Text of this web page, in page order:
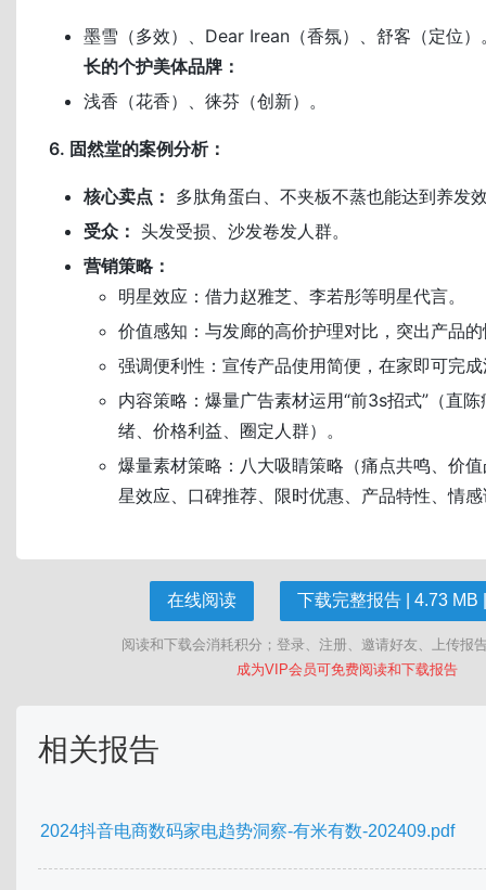
墨雪（多效）、Dear Irean（香氛）、舒客（定位
长的个护美体品牌：
浅香（花香）、徕芬（创新）。
6. 固然堂的案例分析：
核心卖点： 多肽角蛋白、不夹板不蒸也能达到养发
受众： 头发受损、沙发卷发人群。
营销策略：
明星效应：借力赵雅芝、李若彤等明星代言。
价值感知：与发廊的高价护理对比，突出产品
强调便利性：宣传产品使用简便，在家即可完
内容策略：爆量广告素材运用“前3s招式”（直
绪、价格利益、圈定人群）。
爆量素材策略：八大吸睛策略（痛点共鸣、价
星效应、口碑推荐、限时优惠、产品特性、情
在线阅读 下载完整报告 | 4.73 MB
阅读和下载会消耗积分；登录、注册、邀请好友、上传报
成为VIP会员可免费阅读和下载报告
相关报告
2024抖音电商数码家电趋势洞察-有米有数-202409.pdf